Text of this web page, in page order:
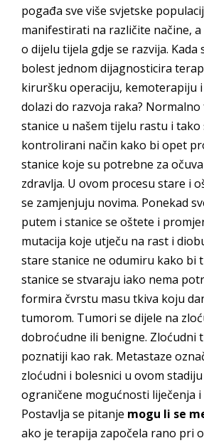
pogađa sve više svjetske
manifestirati na različite načine,
o dijelu tijela gdje se razvija. Kada
bolest jednom dijagnosticira
kiruršku operaciju, kemoterapiju i
dolazi do razvoja raka?
stanice u našem tijelu rastu i tako
kontrolirani način kako bi opet
stanice koje su potrebne za
zdravlja. U ovom procesu stare i
se zamjenjuju novima. Ponekad
putem i stanice se oštete i
mutacija koje utječu na rast i
stare stanice ne odumiru kako bi
stanice se stvaraju iako nema
formira čvrstu masu tkiva koju
tumorom. Tumori se dijele na
dobroćudne ili benigne. Zloćudni
poznatiji kao rak. Metastaze
zloćudni i bolesnici u ovom
ograničene mogućnosti liječenja i
Postavlja se pitanje mogu li se
ako je terapija započela rano pri